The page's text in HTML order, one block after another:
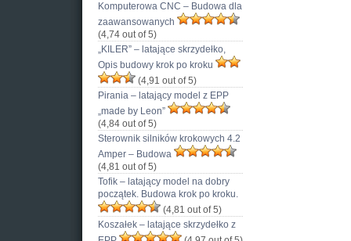
Komputerowa CNC – Budowa dla
zaawansowanych
(4,74 out of 5)
„KILER” – latające skrzydełko,
Opis budowy krok po kroku
(4,91 out of 5)
Pirania – latający model z EPP
„made by Leon”
(4,84 out of 5)
Sterownik silników krokowych 4.2
Amper – Budowa
(4,81 out of 5)
Tofik – latający model na dobry
początek. Budowa krok po kroku.
(4,81 out of 5)
Koszałek – latające skrzydełko z